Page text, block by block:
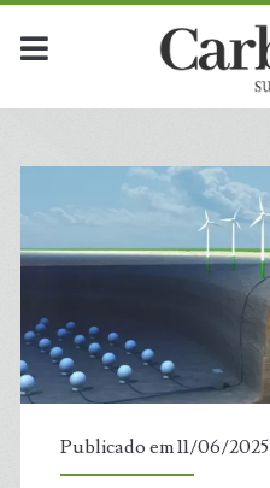
Dia:
<span>11
de
junho
de
2025</span>
Publicado em 11/06/2025